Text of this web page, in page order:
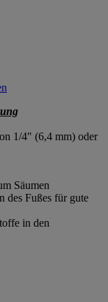
1/4" (6,4 mm) oder
Säumen
des Fußes für gute
in den